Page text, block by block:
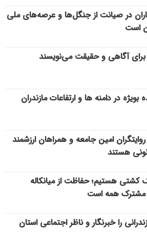
در صیانت از جنگل‌ها و عرصه‌های ملی
است
برای آگاهی و حقیقت می‌نویسند
بویژه در دامنه ها و ارتفاعات مازندران
روایتگران امین جامعه و همراهان ارزشمند
هستند
کشتی هستیم؛ حفاظت از میانکاله
مشترک همه است
را خبرنگار و ناظر اجتماعی استان